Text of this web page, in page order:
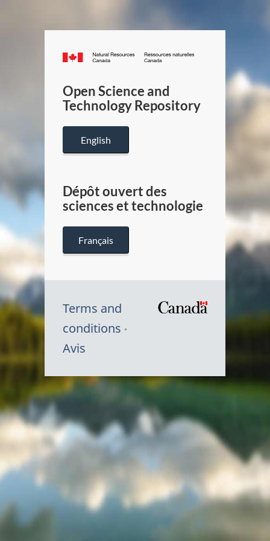
Canada.ca
/
Canada
Open Science and
Technology Repository
English
Dépôt ouvert des
sciences et technologie
Français
Terms and
conditions
Avis
Symbole
du